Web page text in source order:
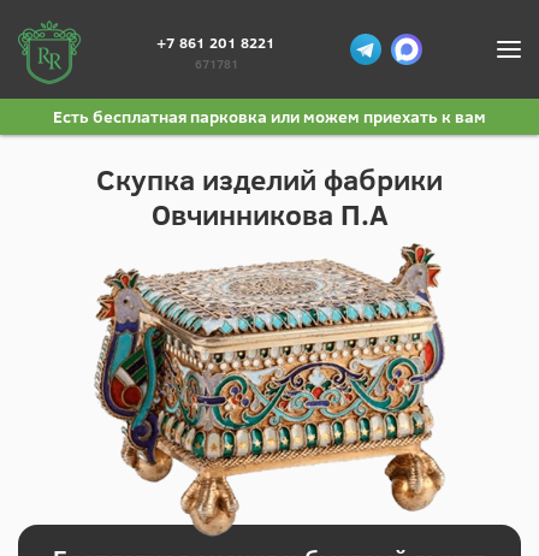
+7 861 201 8221
671781
Есть бесплатная парковка или можем приехать к вам
Скупка изделий фабрики
Овчинникова П.А